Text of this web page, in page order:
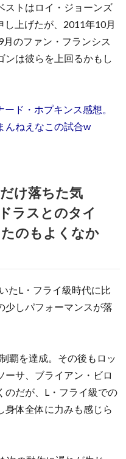
ストはロイ・ジョーンズ
し上げたが、2011年10月
のファン・フランシス
ンは彼らを上回るかもし
ド・ホプキンス感想。
んねえなこの試合w
け落ちた気
ラスとのタイ
のもよくなか
たL・フライ級時代に比
少しパフォーマンスが落
覇を達成。その後もロッ
ーサ、ブライアン・ビロ
のだが、L・フライ級での
身体全体に力みも感じら